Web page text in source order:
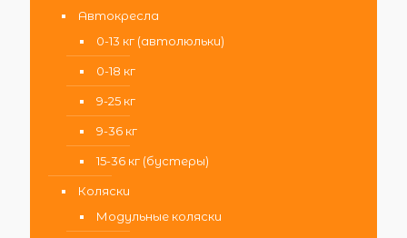
Автокресла
0-13 кг (автолюльки)
0-18 кг
9-25 кг
9-36 кг
15-36 кг (бустеры)
Коляски
Модульные коляски